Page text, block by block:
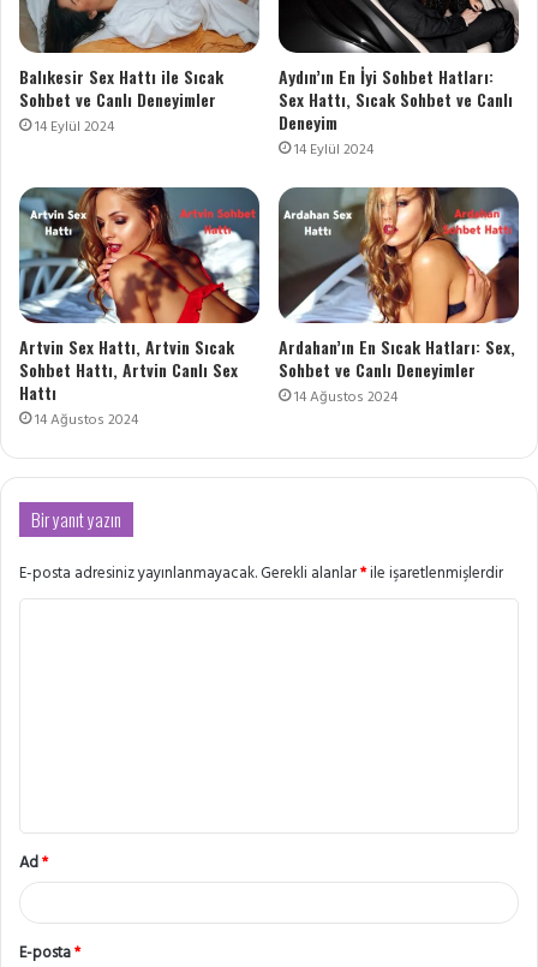
Balıkesir Sex Hattı ile Sıcak
Sohbet ve Canlı Deneyimler
14 Eylül 2024
Aydın’ın En İyi Sohbet Hatları:
Sex Hattı, Sıcak Sohbet ve Canlı
Deneyim
14 Eylül 2024
Artvin Sex Hattı, Artvin Sıcak
Sohbet Hattı, Artvin Canlı Sex
Hattı
14 Ağustos 2024
Ardahan’ın En Sıcak Hatları: Sex,
Sohbet ve Canlı Deneyimler
14 Ağustos 2024
Bir yanıt yazın
E-posta adresiniz yayınlanmayacak.Gerekli alanlar*ile işaretlenmişlerdir
Ad*
E-posta*